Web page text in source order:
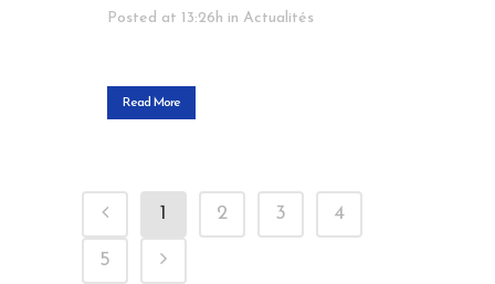
Posted at 13:26h in Actualités
Read More
1 2 3 4
5